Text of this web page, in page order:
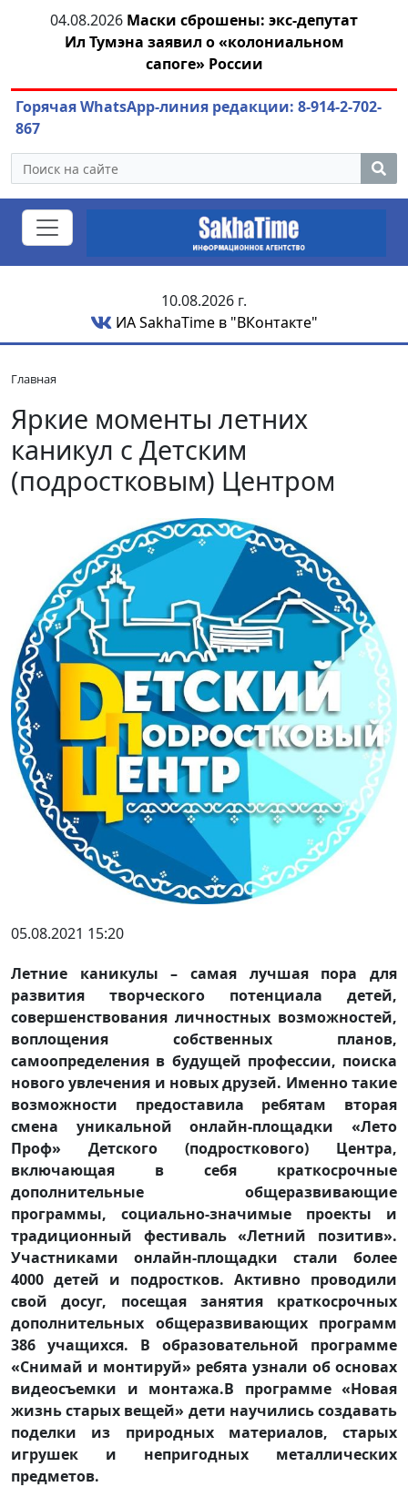
04.08.2026 Маски сброшены: экс-депутат
Ил Тумэна заявил о «колониальном
сапоге» России
Горячая WhatsApp-линия редакции: 8-914-2-702-
867
10.08.2026 г.
ИА SakhaTime в "ВКонтакте"
Главная
Яркие моменты летних
каникул с Детским
(подростковым) Центром
05.08.2021 15:20
Летние каникулы – самая лучшая пора для
развития творческого потенциала детей,
совершенствования личностных возможностей,
воплощения собственных планов,
самоопределения в будущей профессии, поиска
нового увлечения и новых друзей. Именно такие
возможности предоставила ребятам вторая
смена уникальной онлайн-площадки «Лето
Проф» Детского (подросткового) Центра,
включающая в себя краткосрочные
дополнительные общеразвивающие
программы, социально-значимые проекты и
традиционный фестиваль «Летний позитив».
Участниками онлайн-площадки стали более
4000 детей и подростков. Активно проводили
свой досуг, посещая занятия краткосрочных
дополнительных общеразвивающих программ
386 учащихся. В образовательной программе
«Снимай и монтируй» ребята узнали об основах
видеосъемки и монтажа.В программе «Новая
жизнь старых вещей» дети научились создавать
поделки из природных материалов, старых
игрушек и непригодных металлических
предметов.